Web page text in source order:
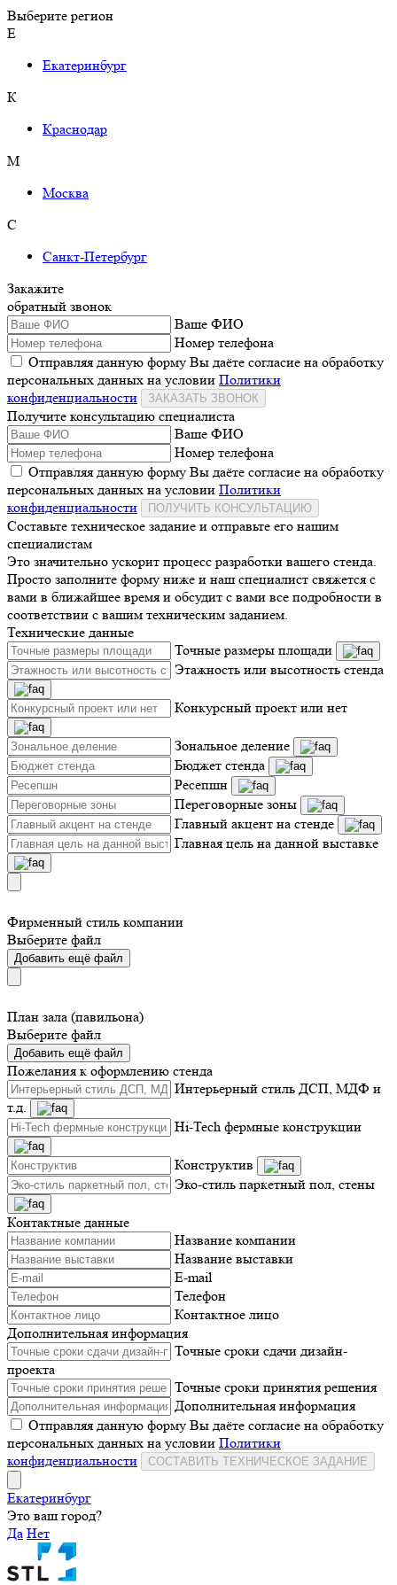
Выберите регион
Е
Екатеринбург
К
Краснодар
М
Москва
С
Санкт-Петербург
Закажите
обратный звонок
Ваше ФИО
Номер телефона
Отправляя данную форму Вы даёте согласие на обработку
персональных данных на условии Политики
конфиденциальности
ЗАКАЗАТЬ ЗВОНОК
Получите консультацию специалиста
Ваше ФИО
Номер телефона
Отправляя данную форму Вы даёте согласие на обработку
персональных данных на условии Политики
конфиденциальности
ПОЛУЧИТЬ КОНСУЛЬТАЦИЮ
Составьте техническое задание и отправьте его нашим
специалистам
Это значительно ускорит процесс разработки вашего стенда.
Просто заполните форму ниже и наш специалист свяжется с
вами в ближайшее время и обсудит с вами все подробности в
соответствии с вашим техническим заданием.
Технические данные
Точные размеры площади
Этажность или высотность стенда
Конкурсный проект или нет
Зональное деление
Бюджет стенда
Ресепшн
Переговорные зоны
Главный акцент на стенде
Главная цель на данной выставке
Фирменный стиль компании
Выберите файл
Добавить ещё файл
План зала (павильона)
Выберите файл
Добавить ещё файл
Пожелания к оформлению стенда
Интерьерный стиль ДСП, МДФ и
т.д.
Hi-Tech фермные конструкции
Конструктив
Эко-стиль паркетный пол, стены
Контактные данные
Название компании
Название выставки
E-mail
Телефон
Контактное лицо
Дополнительная информация
Точные сроки сдачи дизайн-
проекта
Точные сроки принятия решения
Дополнительная информация
Отправляя данную форму Вы даёте согласие на обработку
персональных данных на условии Политики
конфиденциальности
СОСТАВИТЬ ТЕХНИЧЕСКОЕ ЗАДАНИЕ
Екатеринбург
Это ваш город?
Да Нет